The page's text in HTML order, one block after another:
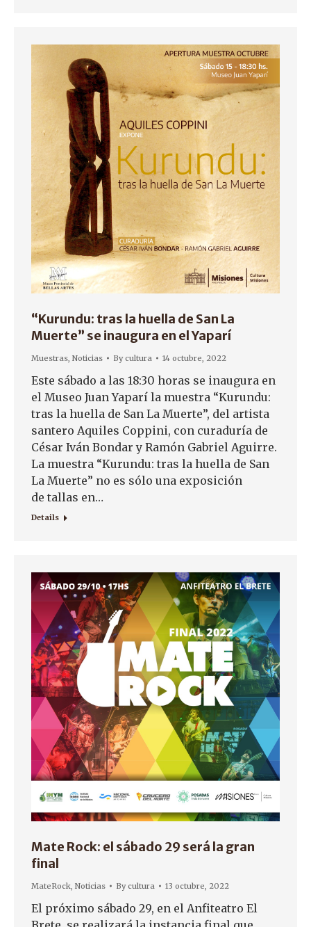
“Kurundu: tras la huella de San La
Muerte” se inaugura en el Yaparí
Muestras Noticias Bycultura 14 octubre, 2022
Este sábado a las 18:30 horas se inaugura en
el Museo Juan Yaparí la muestra “Kurundu:
tras la huella de San La Muerte”, del artista
santero Aquiles Coppini, con curaduría de
César Iván Bondar y Ramón Gabriel Aguirre.
La muestra “Kurundu: tras la huella de San
La Muerte” no es sólo una exposición
de tallas en…
Details
Mate Rock: el sábado 29 será la gran
final
MateRock Noticias Bycultura 13 octubre, 2022
El próximo sábado 29, en el Anfiteatro El